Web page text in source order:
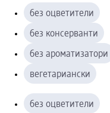
без оцветители
без консерванти
без ароматизатори
вегетариански
без оцветители